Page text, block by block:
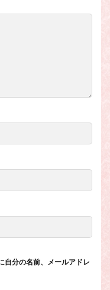
自分の名前、メールアドレ